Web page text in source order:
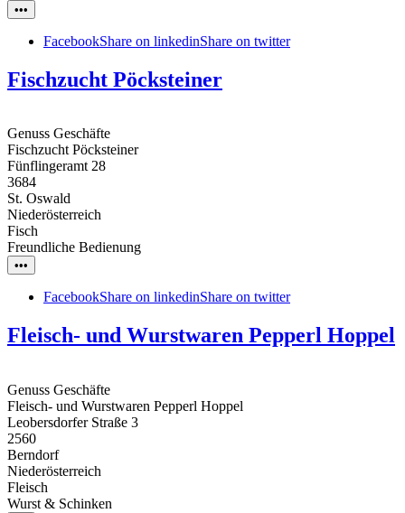
•••
FacebookShare on linkedinShare on twitter
Fischzucht Pöcksteiner
Genuss Geschäfte
Fischzucht Pöcksteiner
Fünflingeramt 28
3684
St. Oswald
Niederösterreich
Fisch
Freundliche Bedienung
•••
FacebookShare on linkedinShare on twitter
Fleisch- und Wurstwaren Pepperl Hoppel
Genuss Geschäfte
Fleisch- und Wurstwaren Pepperl Hoppel
Leobersdorfer Straße 3
2560
Berndorf
Niederösterreich
Fleisch
Wurst & Schinken